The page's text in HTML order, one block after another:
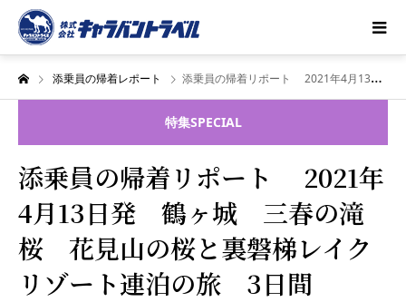
添乗員の帰着レポート 添乗員の帰着リポート 2021年4月13日発 鶴ヶ城 三春の滝桜 花見山の桜と裏磐梯レイクリゾート連泊の旅 3日間
特集SPECIAL
添乗員の帰着リポート 2021年
4月13日発 鶴ヶ城 三春の滝
桜 花見山の桜と裏磐梯レイク
リゾート連泊の旅 3日間